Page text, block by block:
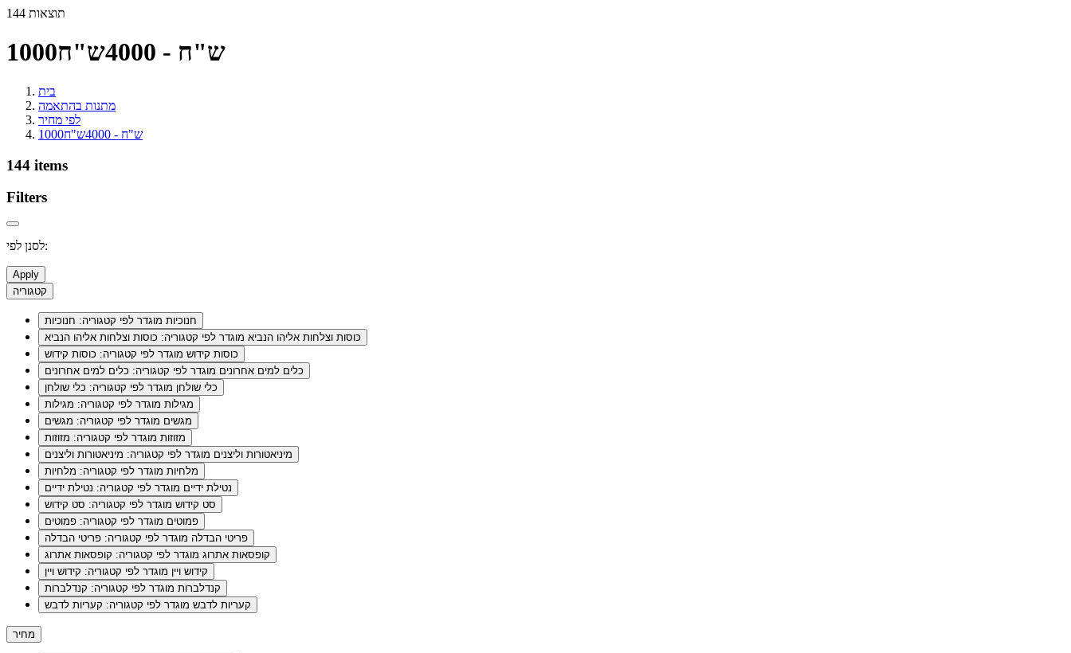
144 תוצאות
1000ש"ח - 4000ש"ח
בית
מתנות בהתאמה
לפי מחיר
1000ש"ח - 4000ש"ח
144 items
Filters
לסנן לפי:
Apply
קטגוריה
חנוכיות מוגדר לפי קטגוריה: חנוכיות
כוסות וצלחות אליהו הנביא מוגדר לפי קטגוריה: כוסות וצלחות אליהו הנביא
כוסות קידוש מוגדר לפי קטגוריה: כוסות קידוש
כלים למים אחרונים מוגדר לפי קטגוריה: כלים למים אחרונים
כלי שולחן מוגדר לפי קטגוריה: כלי שולחן
מגילות מוגדר לפי קטגוריה: מגילות
מגשים מוגדר לפי קטגוריה: מגשים
מזוזות מוגדר לפי קטגוריה: מזוזות
מיניאטורות וליצנים מוגדר לפי קטגוריה: מיניאטורות וליצנים
מלחיות מוגדר לפי קטגוריה: מלחיות
נטילת ידיים מוגדר לפי קטגוריה: נטילת ידיים
סט קידוש מוגדר לפי קטגוריה: סט קידוש
פמוטים מוגדר לפי קטגוריה: פמוטים
פריטי הבדלה מוגדר לפי קטגוריה: פריטי הבדלה
קופסאות אתרוג מוגדר לפי קטגוריה: קופסאות אתרוג
קידוש ויין מוגדר לפי קטגוריה: קידוש ויין
קנדלברות מוגדר לפי קטגוריה: קנדלברות
קעריות לדבש מוגדר לפי קטגוריה: קעריות לדבש
מחיר